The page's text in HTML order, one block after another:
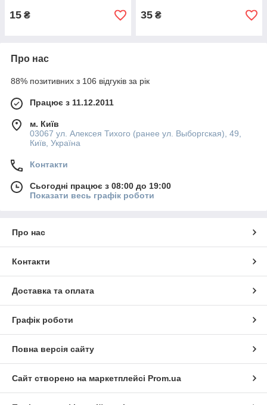
15 ₴ 35 ₴
Про нас
88% позитивних з 106 відгуків за рік
Працює з 11.12.2011
м. Київ
03067 ул. Алексея Тихого (ранее ул. Выборгская), 49,
Київ, Україна
Контакти
Сьогодні працює з 08:00 до 19:00
Показати весь графік роботи
Про нас
Контакти
Доставка та оплата
Графік роботи
Повна версія сайту
Сайт створено на маркетплейсі Prom.ua